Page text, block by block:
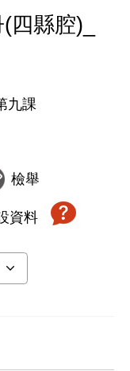
縣腔)_
九課
檢舉
資料